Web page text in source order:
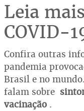
Leia
COVID-
Confira outras
pandemia
Brasil e no
falam sobre
vacinação .